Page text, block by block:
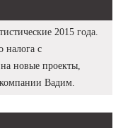
2015 года.
налога с
новые проекты,
Вадим.